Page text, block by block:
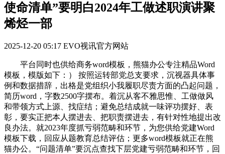
使命清单”要明白2024年工做述职演讲聚
烯烃一部
2025-12-20 05:17 EVO视讯官方网站
平台同时也供给商务word模板，熊猫办公专注精品Word
模板，模版如下：） 按照运转部党总支要求，沉视器具体事
例和数据措辞，出格是党组织小我履职尽责方面的凸起问题，
简历word，字数2500字摆布。着沉从客不雅思惟、工做做风
和带领方式上源、找症结；避免总结成就一味评功摆好、表
彰，要实正把本人摆进去、把职责摆进去，有针对性地提出改
良办法。就2023年度抓亏弱范畴和环节，为您供给党建Word
模板下载，回应从题教育总结评估；更多word模板就正在熊
猫办公。“问题清单”要沉点查找下层党建亏弱范畴和环节，回